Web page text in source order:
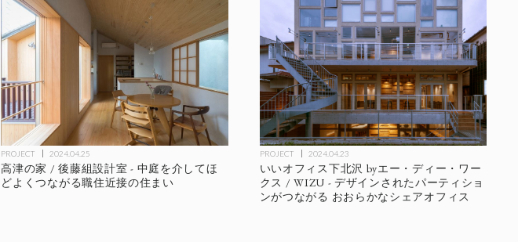
PROJECT 2024.04.25
高津の家 / 後藤組設計室 - 中庭を介してほ
どよくつながる職住近接の住まい
PROJECT 2024.04.23
いいオフィス下北沢 byエー・ディー・ワー
クス / WIZU - デザインされたパーティショ
ンがつながる おおらかなシェアオフィス